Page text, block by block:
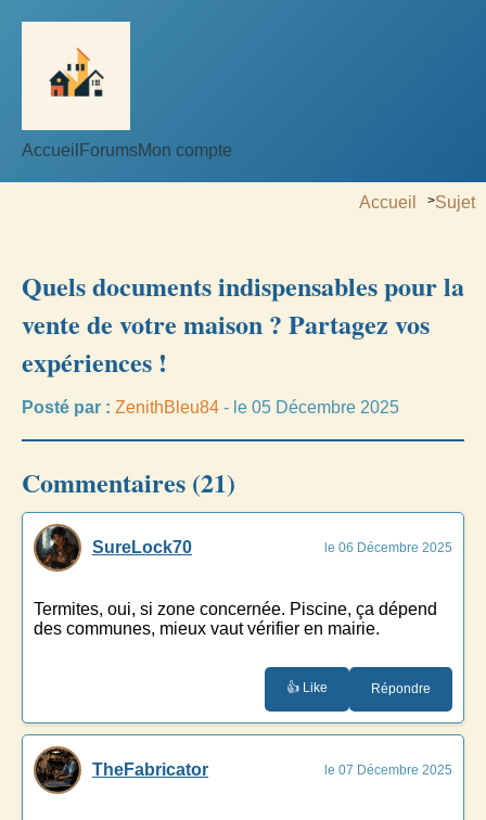
Accueil ForumsMon compte
Accueil >Sujet
Quels documents indispensables pour la
vente de votre maison ? Partagez vos
expériences !
Posté par : ZenithBleu84 - le 05 Décembre 2025
Commentaires (21)
SureLock70 le 06 Décembre 2025
Termites, oui, si zone concernée. Piscine, ça dépend
des communes, mieux vaut vérifier en mairie.
👍 Like Répondre
TheFabricator le 07 Décembre 2025